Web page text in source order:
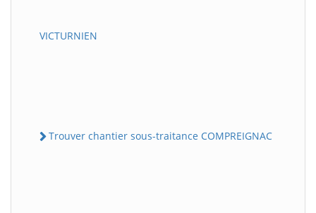
VICTURNIEN
Trouver chantier sous-traitance COMPREIGNAC